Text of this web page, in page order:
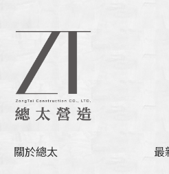
關於總太 最